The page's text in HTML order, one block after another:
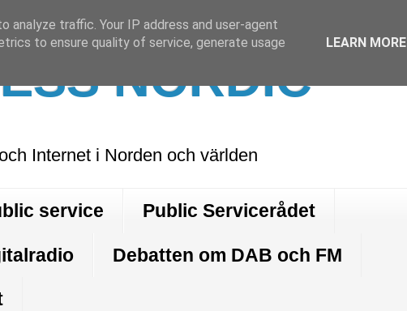
NORDIC
Internet i Norden och världen
service Public Servicerådet
Debatten om DAB och FM
traffic. Your IP address and user-agent
to ensure quality of service, generate usage
LEARN MORE